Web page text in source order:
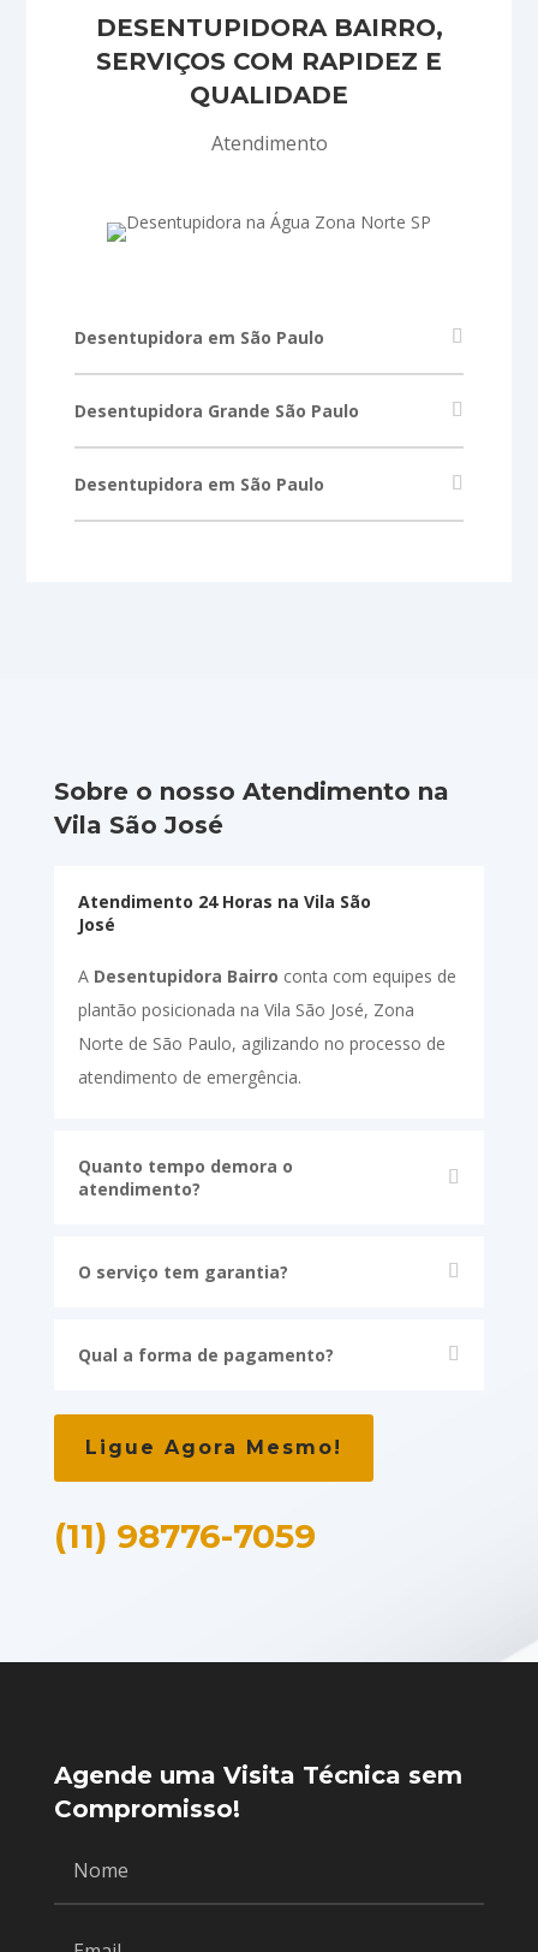
DESENTUPIDORA BAIRRO,
SERVIÇOS COM RAPIDEZ E
QUALIDADE
Atendimento
Desentupidora em São Paulo
Desentupidora Grande São Paulo
Desentupidora em São Paulo
Sobre o nosso Atendimento na
Vila São José
Atendimento 24 Horas na Vila São
José
A Desentupidora Bairro conta com equipes de
plantão posicionada na Vila São José, Zona
Norte de São Paulo, agilizando no processo de
atendimento de emergência.
Quanto tempo demora o
atendimento?
O serviço tem garantia?
Qual a forma de pagamento?
Ligue Agora Mesmo!
(11) 98776-7059
Agende uma Visita Técnica sem
Compromisso!